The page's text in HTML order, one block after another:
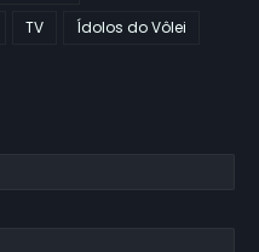
TV Ídolos do Vôlei